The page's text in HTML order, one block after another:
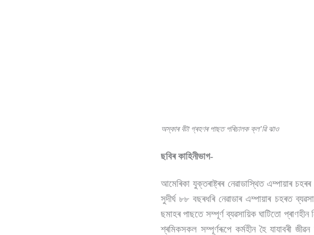
অস্কাৰ বঁটা গ্ৰহণৰ পাছত পৰিচালক ক্ল’ৱি ঝাও
ছবিৰ কাহিনীভাগ-
আমেৰিকা যুক্তৰাষ্ট্ৰৰ নেৱাডাস্থিত এম্পায়াৰ
সুদীৰ্ঘ ৮৮ বছৰধৰি নেৱাডাৰ এম্পায়াৰ চহৰত
ছমাহৰ পাছতে সম্পূৰ্ণ ব্যৱসায়িক ঘাটিতো
শ্ৰমিকসকল সম্পূৰ্ণৰূপে কৰ্মহীন হৈ যাযাবৰী